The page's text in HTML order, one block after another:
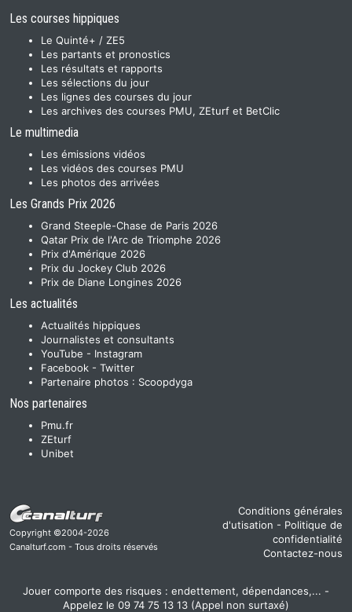
Les courses hippiques
Le Quinté+ / ZE5
Les partants et pronostics
Les résultats et rapports
Les sélections du jour
Les lignes des courses du jour
Les archives des courses PMU, ZEturf et BetClic
Le multimedia
Les émissions vidéos
Les vidéos des courses PMU
Les photos des arrivées
Les Grands Prix 2026
Grand Steeple-Chase de Paris 2026
Qatar Prix de l'Arc de Triomphe 2026
Prix d'Amérique 2026
Prix du Jockey Club 2026
Prix de Diane Longines 2026
Les actualités
Actualités hippiques
Journalistes et consultants
YouTube - Instagram
Facebook - Twitter
Partenaire photos : Scoopdyga
Nos partenaires
Pmu.fr
ZEturf
Unibet
Copyright ©2004-2026
Canalturf.com - Tous droits réservés
Conditions générales
d'utisation - Politique de
confidentialité
Contactez-nous
Jouer comporte des risques : endettement, dépendances,... -
Appelez le 09 74 75 13 13 (Appel non surtaxé)